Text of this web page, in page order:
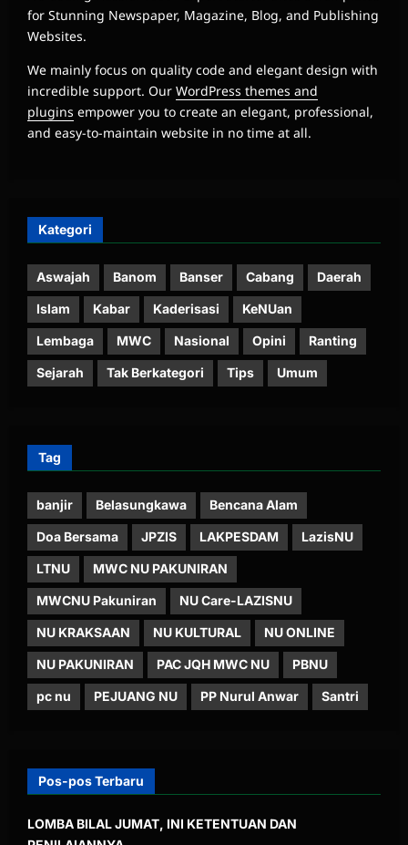
We mainly focus on quality code and elegant design with
incredible support. Our WordPress themes and
plugins empower you to create an elegant, professional,
and easy-to-maintain website in no time at all.
Kategori
Aswajah Banom Banser Cabang Daerah
Islam Kabar Kaderisasi KeNUan
Lembaga MWC Nasional Opini Ranting
Sejarah Tak Berkategori Tips Umum
Tag
banjir Belasungkawa Bencana Alam
Doa Bersama JPZIS LAKPESDAM LazisNU
LTNU MWC NU PAKUNIRAN
MWCNU Pakuniran NU Care-LAZISNU
NU KRAKSAAN NU KULTURAL NU ONLINE
NU PAKUNIRAN PAC JQH MWC NU PBNU
pc nu PEJUANG NU PP Nurul Anwar Santri
Pos-pos Terbaru
LOMBA BILAL JUMAT, INI KETENTUAN DAN